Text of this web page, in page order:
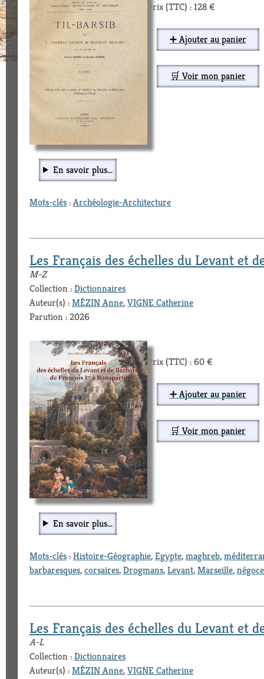
Prix (TTC) : 128 €
➕ Ajouter au panier
🛒 Voir mon panier
En savoir plus...
Mots-clés:Archéologie-Architecture
Les Français des échelles du Levant et
M-Z
Collection :Dictionnaires
Auteur(s) :MÉZIN Anne,VIGNE Catherine
Parution : 2026
Prix (TTC) : 60 €
➕ Ajouter au panier
🛒 Voir mon panier
En savoir plus...
Mots-clés:Histoire-Géographie,Egypte,maghreb,
barbaresques,corsaires,Drogmans,Levant,Marseille,négoce
Les Français des échelles du Levant et
A-L
Collection :Dictionnaires
Auteur(s) :MÉZIN Anne,VIGNE Catherine